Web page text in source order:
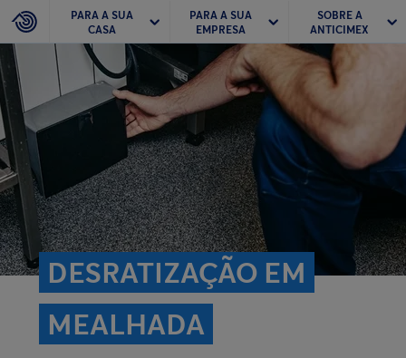
PARA A SUA
CASA
PARA A SUA
EMPRESA
SOBRE A
ANTICIMEX
DESRATIZAÇÃO EM
MEALHADA